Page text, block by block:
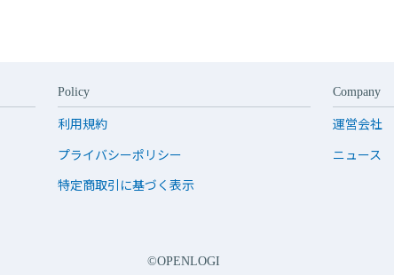
Policy
利用規約
プライバシーポリシー
特定商取引に基づく表示
Company
運営会社
ニュース
©OPENLOGI